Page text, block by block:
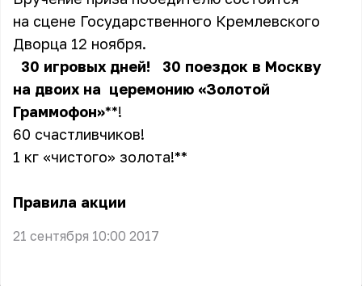
на сцене Государственного Кремлевского
Дворца 12 ноября.
30 игровых дней!
30 поездок в Москву
на двоих на церемонию «Золотой
Граммофон»**!
60 счастливчиков!
1 кг «чистого» золота!**
Правила акции
21 сентября 10:00 2017